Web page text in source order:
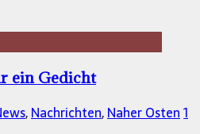
ein Gedicht
,Nachrichten,Naher Osten1